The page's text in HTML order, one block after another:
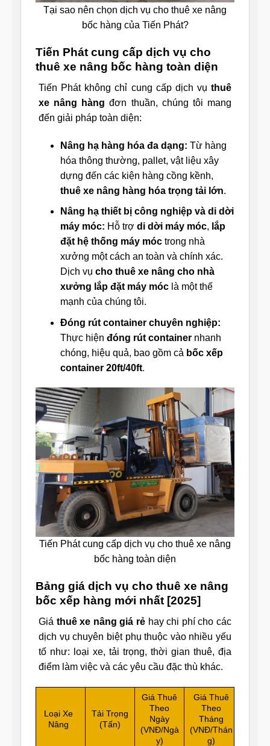
Tại sao nên chọn dịch vụ cho thuê xe nâng
bốc hàng của Tiến Phát?
Tiến Phát cung cấp dịch vụ cho
thuê xe nâng bốc hàng toàn diện
Tiến Phát không chỉ cung cấp dịch vụ thuê
xe nâng hàng đơn thuần, chúng tôi mang
đến giải pháp toàn diện:
Nâng hạ hàng hóa đa dạng: Từ hàng
hóa thông thường, pallet, vật liệu xây
dựng đến các kiện hàng cồng kềnh,
thuê xe nâng hàng hóa trọng tải lớn.
Nâng hạ thiết bị công nghiệp và di dời
máy móc: Hỗ trợ di dời máy móc, lắp
đặt hệ thống máy móctrong nhà
xưởng một cách an toàn và chính xác.
Dịch vụ cho thuê xe nâng cho nhà
xưởng lắp đặt máy móclà một thế
mạnh của chúng tôi.
Đóng rút container chuyên nghiệp:
Thực hiện đóng rút containernhanh
chóng, hiệu quả, bao gồm cả bốc xếp
container 20ft/40ft.
Tiến Phát cung cấp dịch vụ cho thuê xe nâng
bốc hàng toàn diện
Bảng giá dịch vụ cho thuê xe nâng
bốc xếp hàng mới nhất [2025]
Giá thuê xe nâng giá rẻ hay chi phí cho các
dịch vụ chuyên biệt phụ thuộc vào nhiều yếu
tố như: loại xe, tải trọng, thời gian thuê, địa
điểm làm việc và các yêu cầu đặc thù khác.
Loại Xe
Nâng
Tải Trọng
(Tấn)
Giá Thuê
Theo
Ngày
(VNĐ/Ngà
y)
Giá Thuê
Theo
Tháng
(VNĐ/Thán
g)